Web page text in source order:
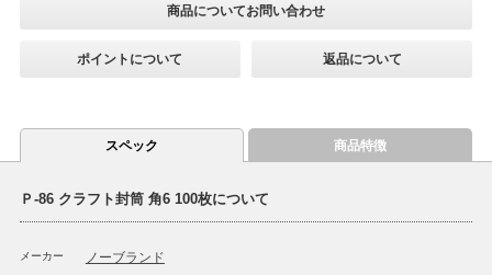
商品についてお問い合わせ
ポイントについて 返品について
スペック 商品特徴
Ｐ-86 クラフト封筒 角6 100枚について
メーカー ノーブランド